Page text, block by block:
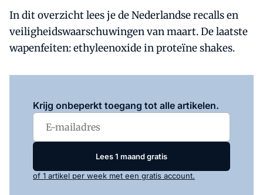
In dit overzicht lees je de Nederlandse recalls en
veiligheidswaarschuwingen van maart. De laatste
wapenfeiten: ethyleenoxide in proteïne shakes.
Krijg onbeperkt toegang tot alle artikelen.
Lees 1 maand gratis
of 1 artikel per week met een gratis account.